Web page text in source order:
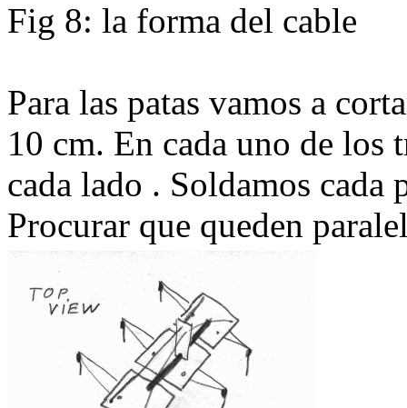
Fig 8: la forma del cable
Para las patas vamos a
10 cm. En cada uno de los
cada lado . Soldamos cada
Procurar que queden